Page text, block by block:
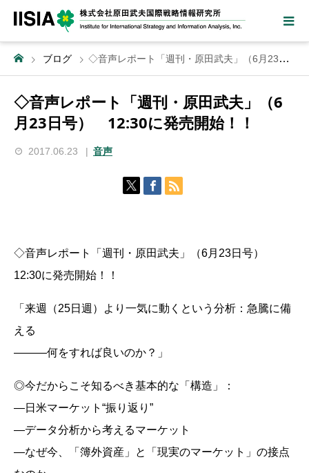
ブログ ◇音声レポート「週刊・原田武夫」（6月23日号） 12:30に発売開始！！
◇音声レポート「週刊・原田武夫」（6
月23日号） 12:30に発売開始！！
2017.06.23 音声
◇音声レポート「週刊・原田武夫」（6月23日号）
12:30に発売開始！！
「来週（25日週）より一気に動くという分析：急騰に備
える
―――何をすれば良いのか？」
◎今だからこそ知るべき基本的な「構造」：
―日米マーケット“振り返り”
―データ分析から考えるマーケット
―なぜ今、「簿外資産」と「現実のマーケット」の接点